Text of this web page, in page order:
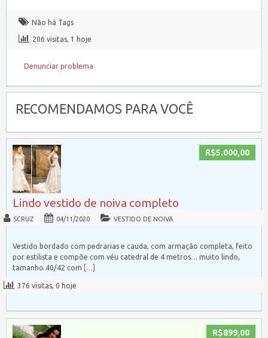
Não há Tags
206 visitas, 1 hoje
Denunciar problema
RECOMENDAMOS PARA VOCÊ
R$5.000,00
Lindo vestido de noiva completo
SCRUZ 04/11/2020 VESTIDO DE NOIVA
Vestido bordado com pedrarias e cauda, com armação completa, feito
por estilista e compõe com véu catedral de 4 metros… muito lindo,
tamanho 40/42 com […]
376 visitas, 0 hoje
R$899,00